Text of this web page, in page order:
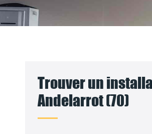
Trouver un
Andelarrot (70)